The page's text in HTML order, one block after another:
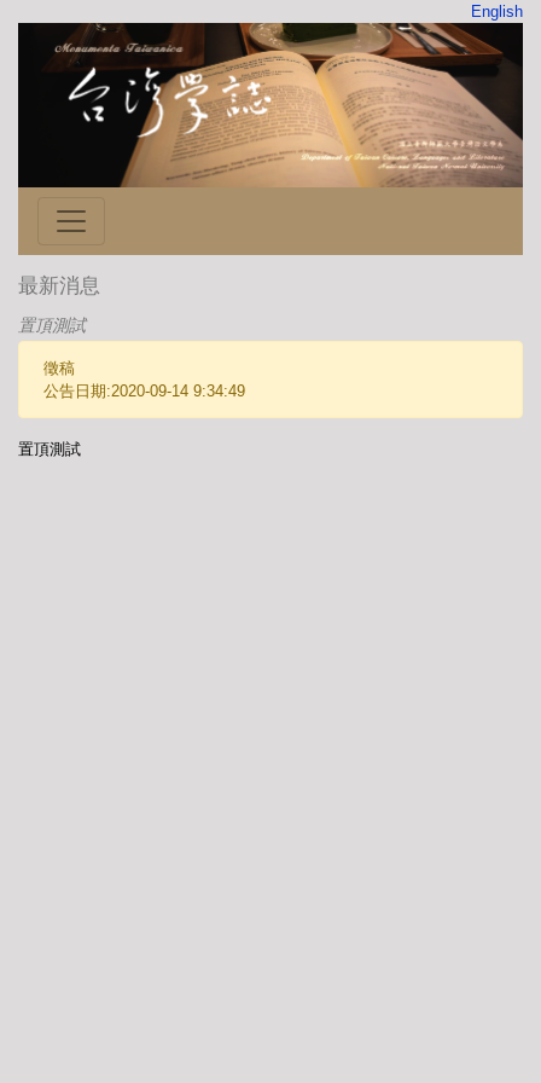
English
最新消息
置頂測試
徵稿
公告日期:2020-09-14 9:34:49
置頂測試